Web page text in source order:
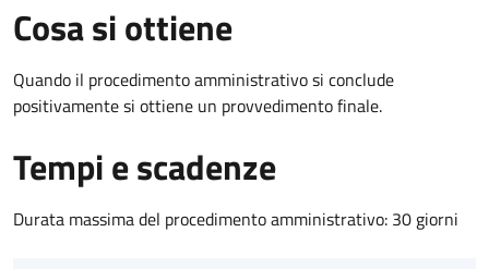
Cosa si ottiene
Quando il procedimento amministrativo si conclude
positivamente si ottiene un provvedimento finale.
Tempi e scadenze
Durata massima del procedimento amministrativo: 30 giorni